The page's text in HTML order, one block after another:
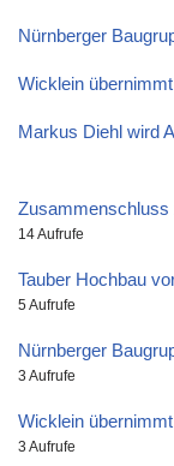
Nürnberger
Wicklein
Markus Diehl wird
Zusammenschluss
14 Aufrufe
Tauber Hochbau
5 Aufrufe
Nürnberger
3 Aufrufe
Wicklein
3 Aufrufe